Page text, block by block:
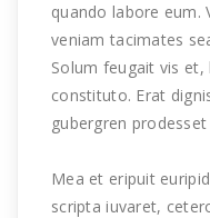
quando labore eum.
veniam tacimates
Solum feugait vis
constituto. Erat
gubergren prodesset
Mea et eripuit
scripta iuvaret,